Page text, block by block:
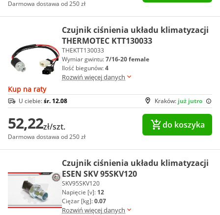
Darmowa dostawa od 250 zł
Czujnik ciśnienia układu klimatyzacji
THERMOTEC KTT130033
THEKTT130033
Wymiar gwintu:7/16-20 female
Ilość biegunów:4
Rozwiń więcej danych
Kup na raty
Kraków: już jutro
U ciebie:śr. 12.08
52,22zł/szt.
Darmowa dostawa od 250 zł
do koszyka
Czujnik ciśnienia układu klimatyzacji
ESEN SKV 95SKV120
SKV95SKV120
Napięcie [v]: 12
Ciężar [kg]:0.07
Rozwiń więcej danych